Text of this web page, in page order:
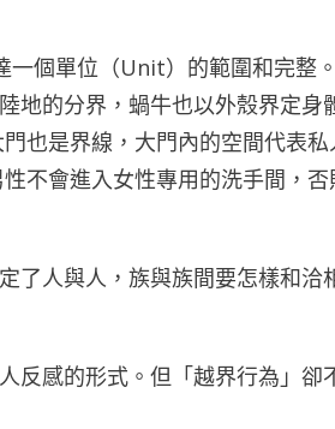
一個單位（Unit）的範圍和完整。
地的分界，蝸牛也以外殼界定
也是界線，大門內的空間代表
不會進入女性專用的洗手間，
了人與人，族與族間要怎樣和
反感的形式。但「越界行為」